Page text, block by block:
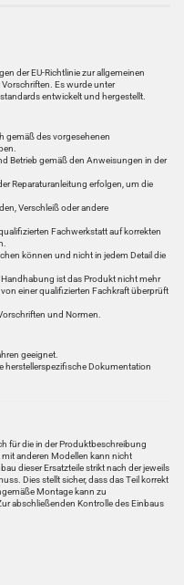
der EU-Richtlinie zur allgemeinen
Es wurde unter
entwickelt und hergestellt.
gemäß des vorgesehenen
Betrieb gemäß den Anweisungen in der
Reparaturanleitung erfolgen, um die
Verschleiß oder andere
Fachwerkstatt auf korrekten
können und nicht in jedem Detail die
ist das Produkt nicht mehr
einer qualifizierten Fachkraft überprüft
und Normen.
geeignet.
herstellerspezifische Dokumentation
für die in der Produktbeschreibung
anderen Modellen kann nicht
dieser Ersatzteile strikt nach der jeweils
Dies stellt sicher, dass das Teil korrekt
Montage kann zu
abschließenden Kontrolle des Einbaus